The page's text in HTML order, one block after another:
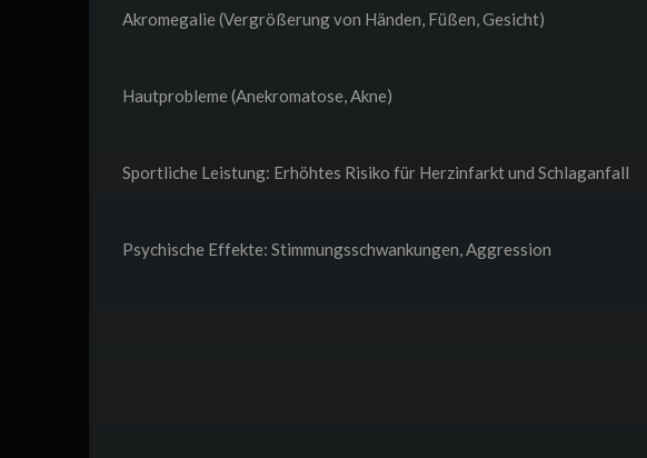
Akromegalie (Vergrößerung von Händen, Füßen, Gesicht)
Hautprobleme (Anekromatose, Akne)
Sportliche Leistung: Erhöhtes Risiko für Herzinfarkt und Schlaganfall
Psychische Effekte: Stimmungsschwankungen, Aggression